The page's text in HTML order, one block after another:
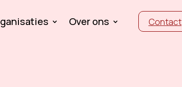
Over ons Contact